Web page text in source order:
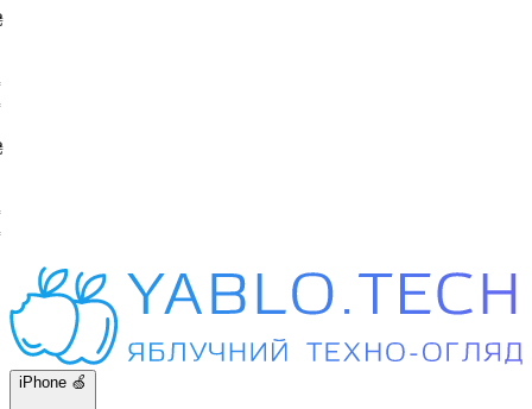
iPhone 🍏